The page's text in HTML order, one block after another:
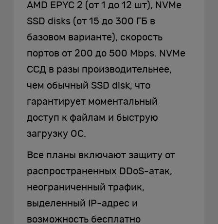
AMD EPYC 2 (от 1 до 12 шт), NVMe
SSD disks (от 15 до 300 ГБ в
базовом варианте), скорость
портов от 200 до 500 Mbps. NVMe
ССД в разы производительнее,
чем обычный SSD disk, что
гарантирует моментальный
доступ к файлам и быструю
загрузку ОС.
Все планы включают защиту от
распространенных DDoS-атак,
неограниченный трафик,
выделенный IP-адрес и
возможность бесплатно